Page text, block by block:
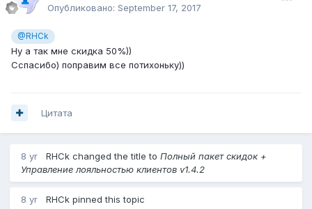
Опубликовано: September 17, 2017
@RHCk
Ну а так мне скидка 50%))
Сспасибо) поправим все потихоньку))
Цитата
8 yr RHCk changed the title to Полный пакет скидок +
Управление лояльностью клиентов v1.4.2
8 yr RHCk pinned this topic